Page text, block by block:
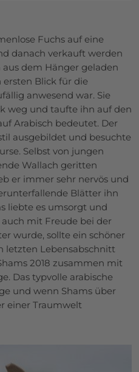
Fuchs auf eine
danach verkauft werden
dem Hänger geladen
ersten Blick für die
anwesend war. Sie
weg und taufte ihn auf den
Arabisch bedeutet. Der
ausgebildet und besuchte
Selbst von jungen
Wallach geritten
er immer sehr nervös und
Blätter ihn
liebte es umsorgt und
mit Freude bei der
wurde, sollte ein schöner
letzten Lebensabschnitt
2018 zusammen mit
Das typvolle arabische
und wenn Shams über
einer Traumwelt